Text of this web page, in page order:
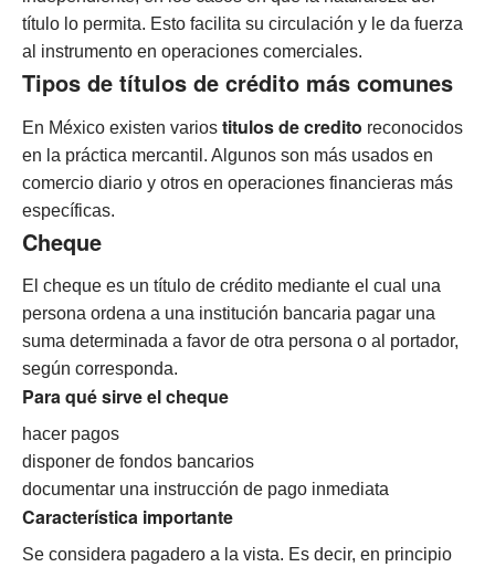
título lo permita. Esto facilita su circulación y le da fuerza
al instrumento en operaciones comerciales.
Tipos de títulos de crédito más comunes
En México existen varios titulos de credito reconocidos
en la práctica mercantil. Algunos son más usados en
comercio diario y otros en operaciones financieras más
específicas.
Cheque
El cheque es un título de crédito mediante el cual una
persona ordena a una institución bancaria pagar una
suma determinada a favor de otra persona o al portador,
según corresponda.
Para qué sirve el cheque
hacer pagos
disponer de fondos bancarios
documentar una instrucción de pago inmediata
Característica importante
Se considera pagadero a la vista. Es decir, en principio